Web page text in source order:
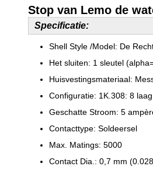
Stop van Lemo de
Specificatie:
Shell Style /Model: De
Het sluiten: 1 sleutel
Huisvestingsmateriaal:
Configuratie: 1K.308: 8
Geschatte Stroom: 5
Contacttype: Soldeersel
Max. Matings: 5000
Contact Dia.: 0,7 mm